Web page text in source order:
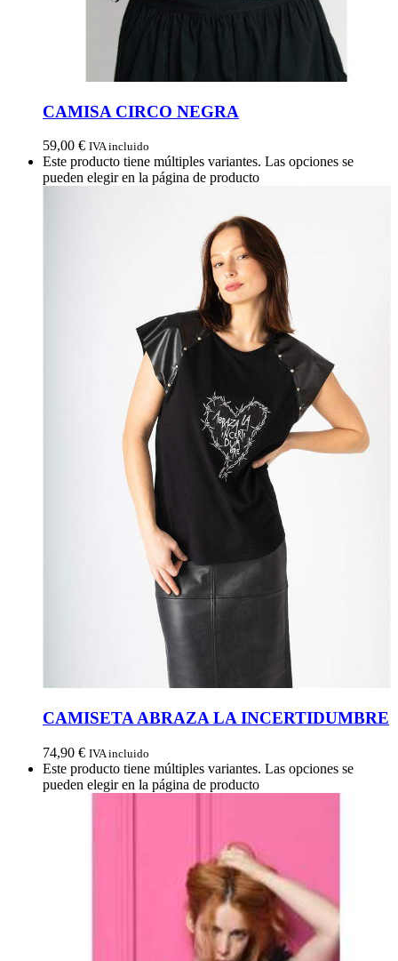
CAMISA CIRCO NEGRA
59,00 € IVA incluido
Este producto tiene múltiples variantes. Las opciones se
pueden elegir en la página de producto
CAMISETA ABRAZA LA INCERTIDUMBRE
74,90 € IVA incluido
Este producto tiene múltiples variantes. Las opciones se
pueden elegir en la página de producto